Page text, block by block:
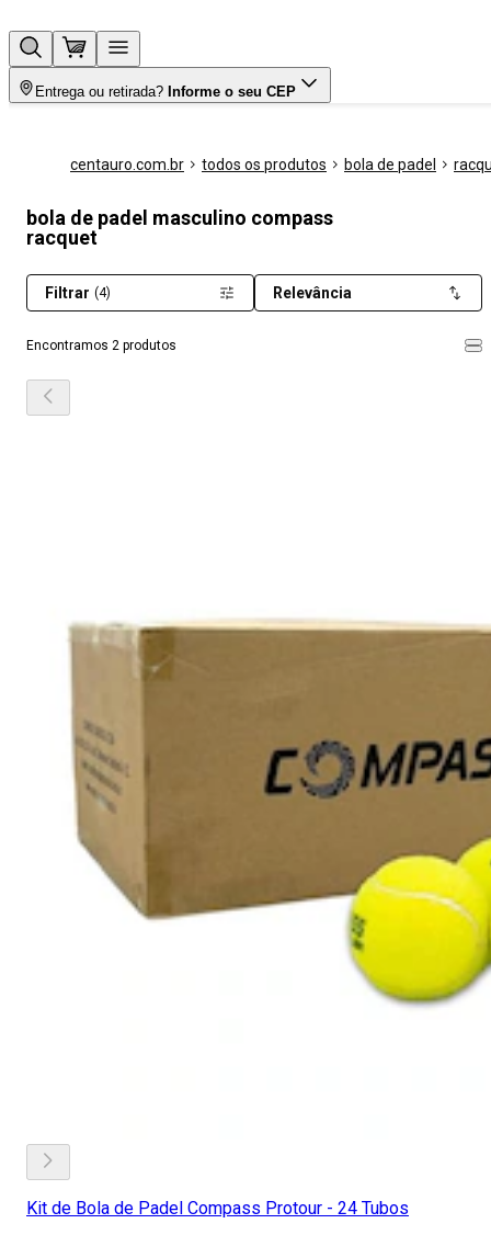
Entrega ou retirada? Informe o seu CEP
centauro.com.br todos os produtos bola de padel
bola de padel masculino compass
racquet
Encontramos 2 produtos
Filtrar (4) Relevância
Kit de Bola de Padel Compass Protour - 24 Tubos